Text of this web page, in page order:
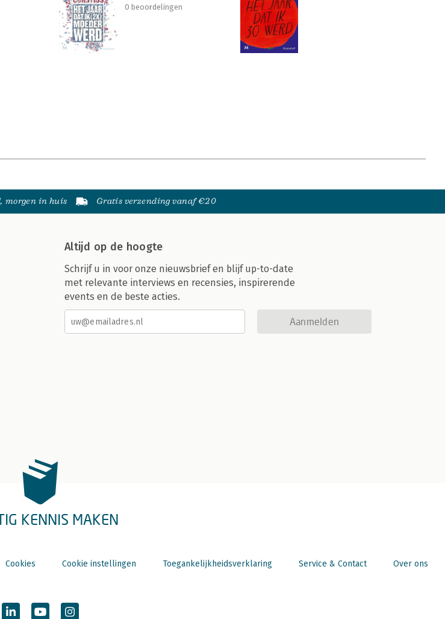
0 beoordelingen
morgen in huis Gratis verzending vanaf €20
Altijd op de hoogte
Schrijf u in voor onze nieuwsbrief en blijf up-to-date
met relevante interviews en recensies, inspirerende
events en de beste acties.
Aanmelden
KENNIS MAKEN
Cookies Cookie instellingen Toegankelijkheidsverklaring Service & Contact Over ons